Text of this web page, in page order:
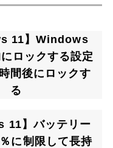
11】Windows
ロックする設定
間後にロックす
る
11】バッテリー
に制限して長持